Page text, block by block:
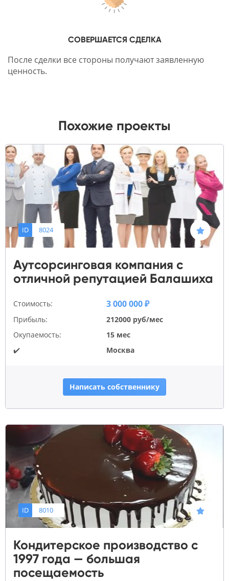
СОВЕРШАЕТСЯ СДЕЛКА
После сделки все стороны получают заявленную
ценность.
Похожие проекты
ID 8024
Аутсорсинговая компания с
отличной репутацией Балашиха
Стоимость: 3 000 000 ₽
Прибыль:
212000 руб/мес
Окупаемость:
15 мес
✔️
Москва
Написать собственнику
ID 8010
Кондитерское производство с
1997 года — большая
посещаемость